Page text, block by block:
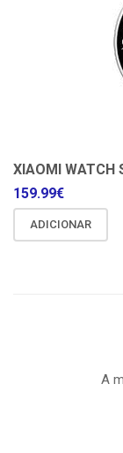
XIAOMI WATCH
159.99€
ADICIONAR
A